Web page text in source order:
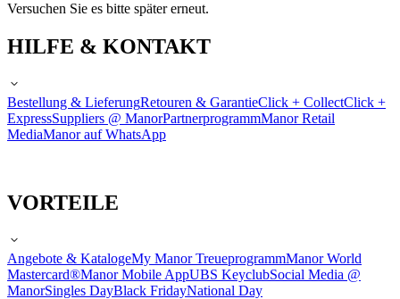
Versuchen Sie es bitte später erneut.
HILFE & KONTAKT
Bestellung & LieferungRetouren & GarantieClick + CollectClick +
ExpressSuppliers @ ManorPartnerprogrammManor Retail
MediaManor auf WhatsApp
VORTEILE
Angebote & KatalogeMy Manor TreueprogrammManor World
Mastercard®Manor Mobile AppUBS KeyclubSocial Media @
ManorSingles DayBlack FridayNational Day